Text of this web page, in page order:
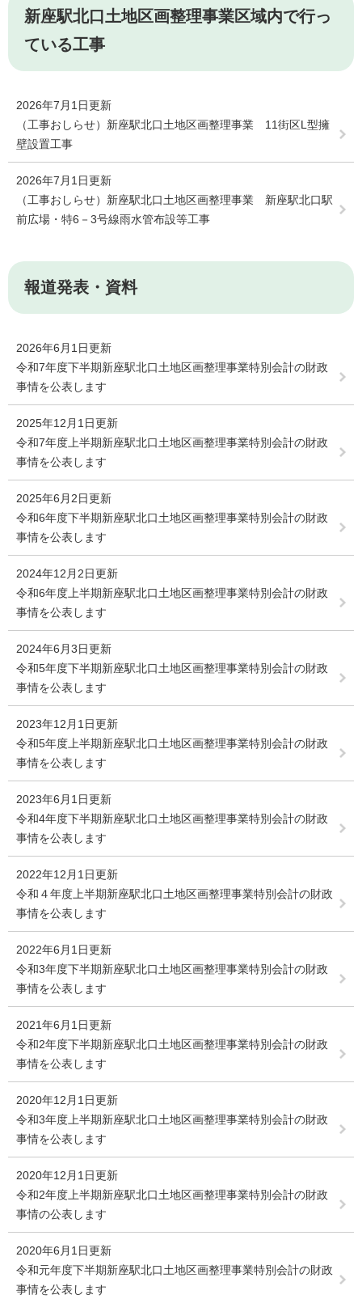
新座駅北口土地区画整理事業区域内で行っ
ている工事
2026年7月1日更新
（工事おしらせ）新座駅北口土地区画整理事業 11街区L型擁
壁設置工事
2026年7月1日更新
（工事おしらせ）新座駅北口土地区画整理事業 新座駅北口駅
前広場・特6－3号線雨水管布設等工事
報道発表・資料
2026年6月1日更新
令和7年度下半期新座駅北口土地区画整理事業特別会計の財政
事情を公表します
2025年12月1日更新
令和7年度上半期新座駅北口土地区画整理事業特別会計の財政
事情を公表します
2025年6月2日更新
令和6年度下半期新座駅北口土地区画整理事業特別会計の財政
事情を公表します
2024年12月2日更新
令和6年度上半期新座駅北口土地区画整理事業特別会計の財政
事情を公表します
2024年6月3日更新
令和5年度下半期新座駅北口土地区画整理事業特別会計の財政
事情を公表します
2023年12月1日更新
令和5年度上半期新座駅北口土地区画整理事業特別会計の財政
事情を公表します
2023年6月1日更新
令和4年度下半期新座駅北口土地区画整理事業特別会計の財政
事情を公表します
2022年12月1日更新
令和４年度上半期新座駅北口土地区画整理事業特別会計の財政
事情を公表します
2022年6月1日更新
令和3年度下半期新座駅北口土地区画整理事業特別会計の財政
事情を公表します
2021年6月1日更新
令和2年度下半期新座駅北口土地区画整理事業特別会計の財政
事情を公表します
2020年12月1日更新
令和3年度上半期新座駅北口土地区画整理事業特別会計の財政
事情を公表します
2020年12月1日更新
令和2年度上半期新座駅北口土地区画整理事業特別会計の財政
事情の公表します
2020年6月1日更新
令和元年度下半期新座駅北口土地区画整理事業特別会計の財政
事情を公表します